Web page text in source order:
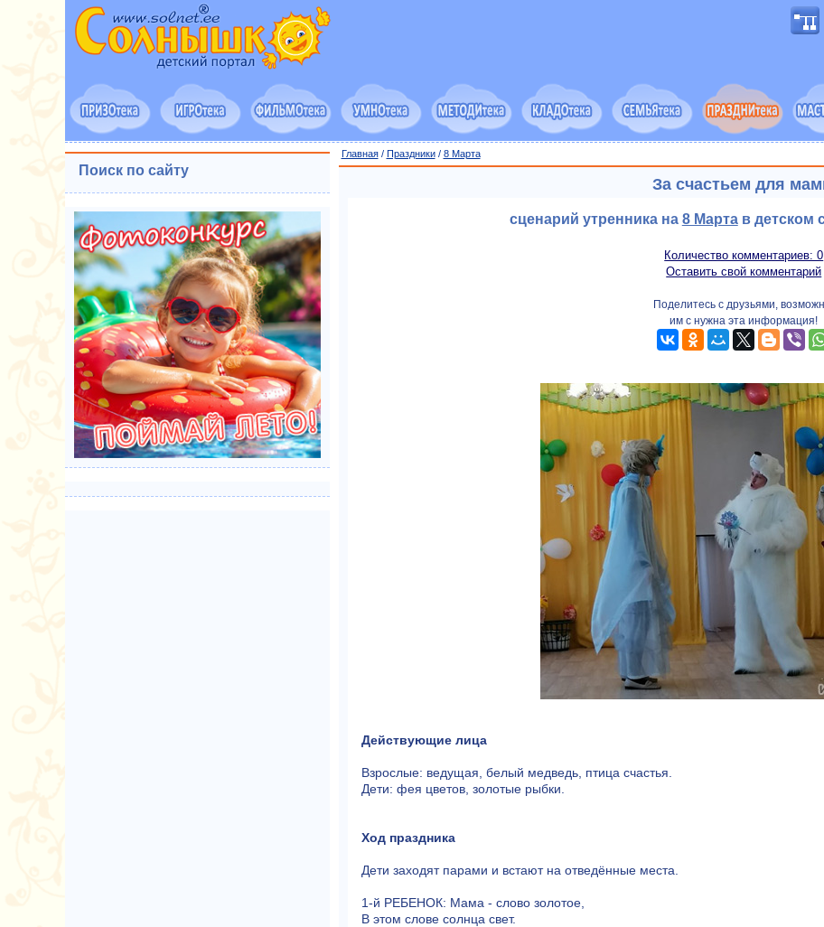
Главная/ Праздники/ 8 Марта
За счастьем для
сценарий утренника на 8 Мартав детском
Количество комментариев: 0
Оставить свой комментарий
Поделитесь с друзьями,
им с нужна эта информация!
Действующие лица
Взрослые: ведущая, белый медведь, птица счастья.
Дети: фея цветов, золотые рыбки.
Ход праздника
Дети заходят парами и встают на отведённые места.
1-й РЕБЕНОК: Мама - слово золотое,
В этом слове солнца свет.
Поиск по сайту